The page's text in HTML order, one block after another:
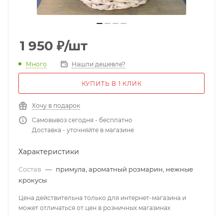
1 950 ₽/шт
Много Нашли дешевле?
КУПИТЬ В 1 КЛИК
Хочу в подарок
Самовывоз сегодня - бесплатно
Доставка - уточняйте в магазине
Характеристики
Состав — примула, ароматный розмарин, нежные
крокусы
Цена действительна только для интернет-магазина и
может отличаться от цен в розничных магазинах